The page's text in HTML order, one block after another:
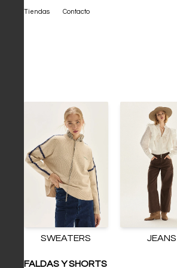
Tiendas Contacto
SWEATERS JEANS
FALDAS Y SHORTS